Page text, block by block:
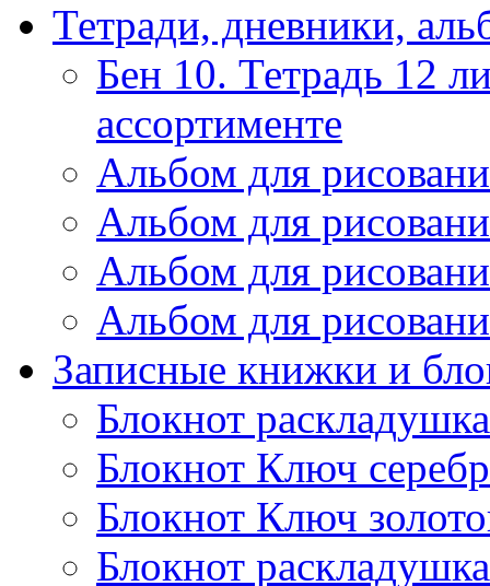
Тетради, дневники,
Бен 10. Тетрадь 12
ассортименте
Альбом для
Альбом для
Альбом для
Альбом для
Записные книжки и
Блокнот
Блокнот Ключ
Блокнот Ключ
Блокнот